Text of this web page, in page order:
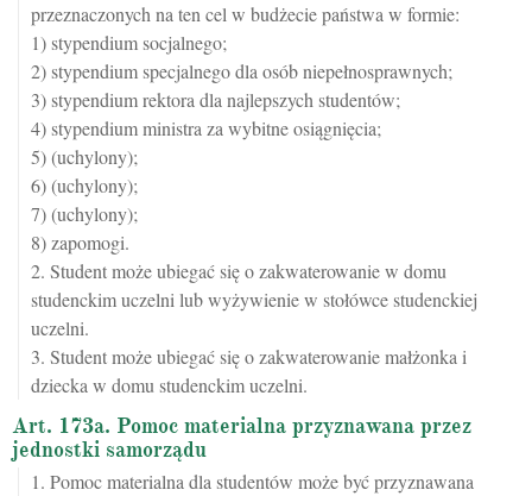
przeznaczonych na ten cel w budżecie państwa w formie:
1) stypendium socjalnego;
2) stypendium specjalnego dla osób niepełnosprawnych;
3) stypendium rektora dla najlepszych studentów;
4) stypendium ministra za wybitne osiągnięcia;
5) (uchylony);
6) (uchylony);
7) (uchylony);
8) zapomogi.
2. Student może ubiegać się o zakwaterowanie w domu
studenckim uczelni lub wyżywienie w stołówce studenckiej
uczelni.
3. Student może ubiegać się o zakwaterowanie małżonka i
dziecka w domu studenckim uczelni.
Art. 173a. Pomoc materialna przyznawana przez
jednostki samorządu
1. Pomoc materialna dla studentów może być przyznawana